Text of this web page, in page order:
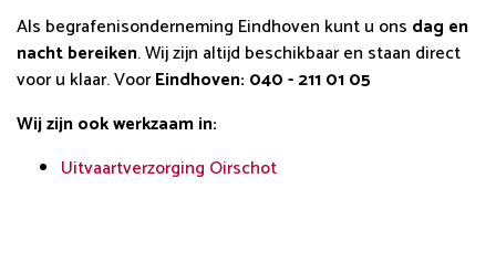
Als begrafenisonderneming Eindhoven kunt u ons dag en
nacht bereiken. Wij zijn altijd beschikbaar en staan direct
voor u klaar. VoorEindhoven: 040 - 211 01 05
Wij zijn ook werkzaam in:
Uitvaartverzorging Oirschot